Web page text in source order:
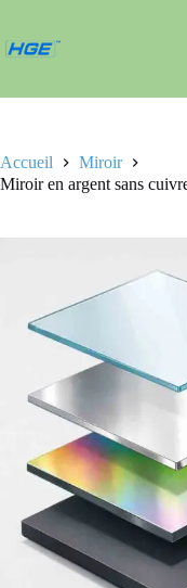
contenu
Accueil
Miroir
Miroir en argent sans